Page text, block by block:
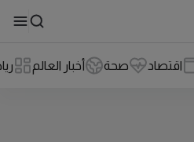
اقتصاد صحة أخبار العالم